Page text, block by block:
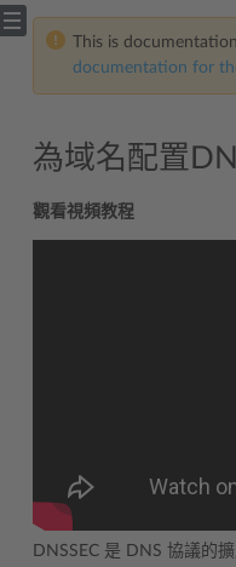
This is
documentation for
為域名配置
觀看視頻教程
DNSSEC 是 DNS 協議的